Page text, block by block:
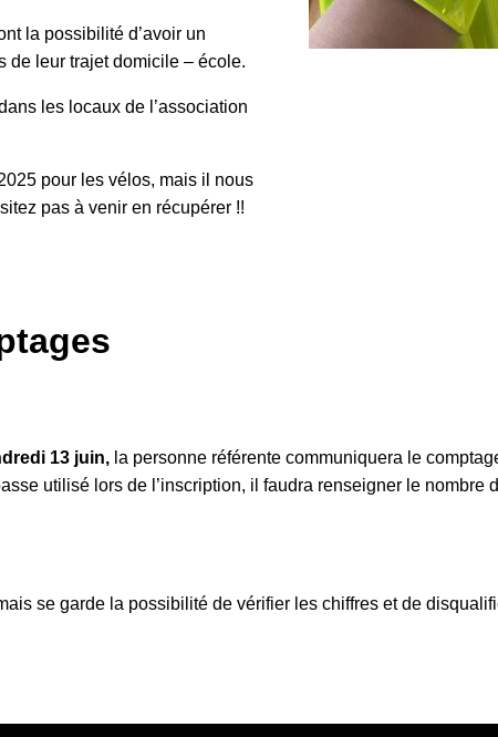
la possibilité d’avoir un
de leur trajet domicile – école.
les locaux de l’association
pour les vélos, mais il nous
pas à venir en récupérer !!
13 juin, la personne référente communiquera le
utilisé lors de l’inscription, il faudra renseigner le nombre
se garde la possibilité de vérifier les chiffres et de